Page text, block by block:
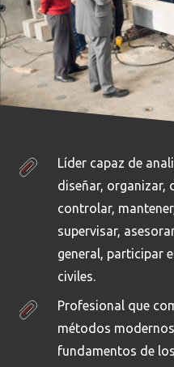
Líder capaz de
diseñar, organizar,
controlar,
supervisar,
general, participar
civiles.
Profesional que
métodos
fundamentos de